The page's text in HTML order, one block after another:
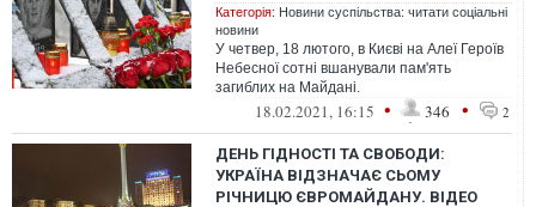
Категорія: Новини суспільства: читати соціальні
новини
У четвер, 18 лютого, в Києві на Алеї Героїв
Небесної сотні вшанували пам'ять
загиблих на Майдані.
18.02.2021, 16:15 • 346 • 2
ДЕНЬ ГІДНОСТІ ТА СВОБОДИ:
УКРАЇНА ВІДЗНАЧАЄ СЬОМУ
РІЧНИЦЮ ЄВРОМАЙДАНУ. ВІДЕО